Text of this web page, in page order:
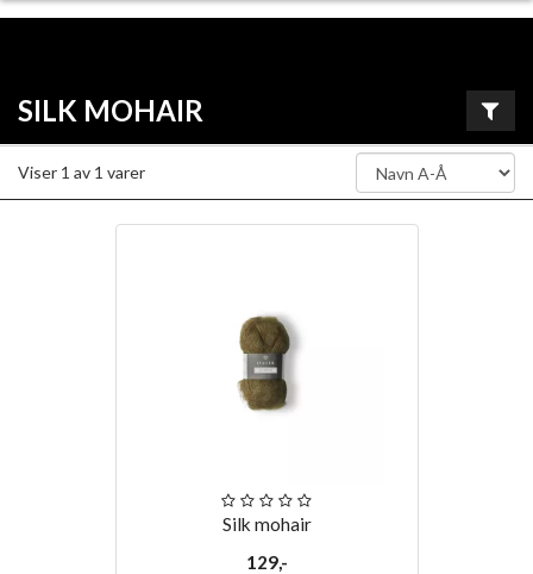
SILK MOHAIR
Viser 1 av 1 varer
Silk mohair
129,-